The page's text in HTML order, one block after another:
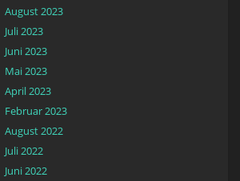
August 2023
Juli 2023
Juni 2023
Mai 2023
April 2023
Februar 2023
August 2022
Juli 2022
Juni 2022